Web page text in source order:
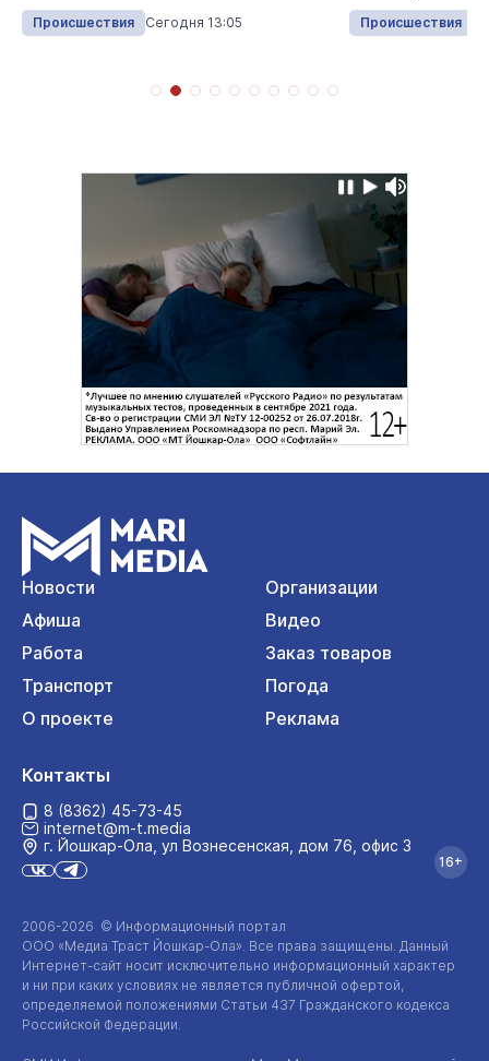
Происшествия Сегодня 13:05 Происшествия
Новости
Организации
Афиша
Видео
Работа
Заказ товаров
Транспорт
Погода
О проекте
Реклама
2006-2026 © Информационный портал
ООО «Медиа Траст Йошкар-Ола». Все права защищены. Данный
Интернет-сайт носит исключительно информационный характер
и ни при каких условиях не является публичной офертой,
определяемой положениями Статьи 437 Гражданского кодекса
Российской Федерации.
Контакты
8 (8362) 45-73-45
internet@m-t.media
г. Йошкар‑Ола, ул Вознесенская, дом 76, офис 3
16+